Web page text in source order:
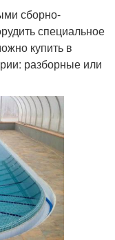
сборно-
специальное
купить в
разборные или